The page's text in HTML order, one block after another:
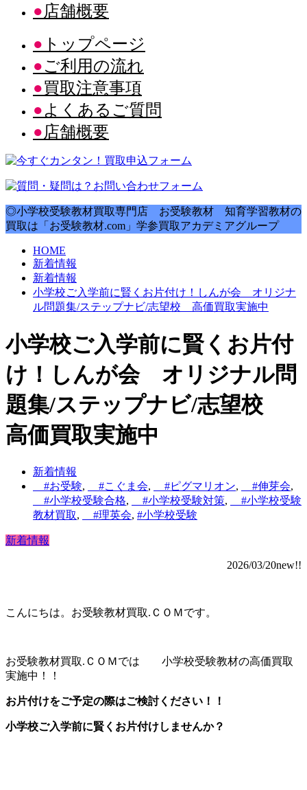
店舗概要
トップページ
ご利用の流れ
買取注意事項
よくあるご質問
店舗概要
◎小学校受験教材買取専門店 お受験教材 知育学習教材の
買取は「お受験教材.com」学参買取アカデミアグループ
HOME
新着情報
新着情報
小学校ご入学前に賢くお片付け！しんが会 オリジナ
ル問題集/ステップナビ/志望校 高価買取実施中
小学校ご入学前に賢くお片付
け！しんが会 オリジナル問
題集/ステップナビ/志望校
高価買取実施中
新着情報
#お受験, #こぐま会, #ピグマリオン, #伸芽会,
#小学校受験合格, #小学校受験対策,
#小学校受験
教材買取, #理英会, #小学校受験
新着情報
2026/03/20new!!
こんにちは。お受験教材買取.ＣＯＭです。
お受験教材買取.ＣＯＭでは 小学校受験教材の高価買取
実施中！！
お片付けをご予定の際はご検討ください！！
小学校ご入学前に賢くお片付けしませんか？